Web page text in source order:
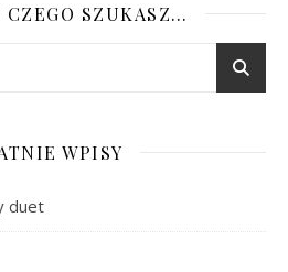
CZEGO SZUKASZ…
WPISY
duet